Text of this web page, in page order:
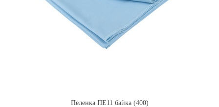
Пеленка ПЕ11 байка (400)